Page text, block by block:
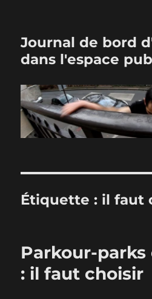
Journal de bord
dans l'espace
Étiquette : il faut
Parkour-
: il faut choisir